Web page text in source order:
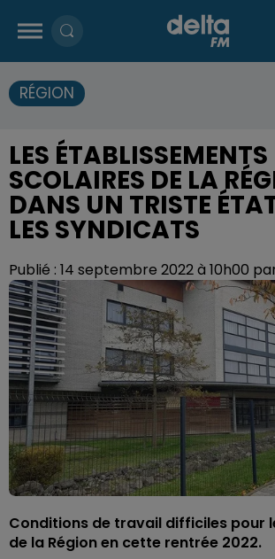
RÉGION
LES ÉTABLISSEMENTS
SCOLAIRES DE LA
DANS UN TRISTE
LES SYNDICATS
Publié : 14 septembre 2022 à 10h00
Conditions de travail difficiles pour
de la Région en cette rentrée 2022.